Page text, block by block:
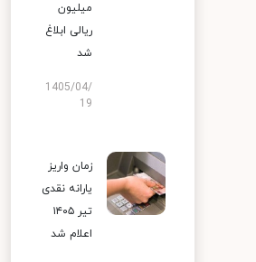
میلیون
ریالی ابلاغ
شد
1405/04/
19
زمان واریز
یارانه نقدی
تیر ۱۴۰۵
اعلام شد